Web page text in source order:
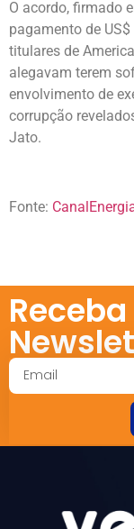
O acordo, firmado
pagamento de
titulares de
alegavam terem
envolvimento de
corrupção
Jato.
Fonte: